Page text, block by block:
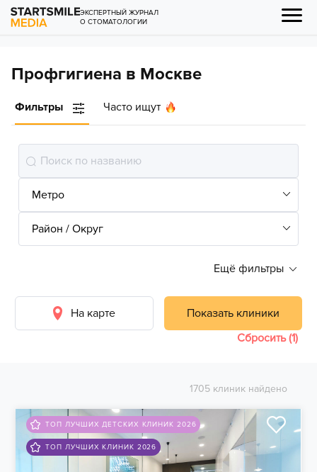
ЭКСПЕРТНЫЙ ЖУРНАЛ
О СТОМАТОЛОГИИ
Профгигиена в Москве
Фильтры Часто ищут
Ещё фильтры
На карте
Показать клиники
Сбросить (1)
1705 клиник найдено
ТОП ЛУЧШИХ ДЕТСКИХ КЛИНИК 2026
ТОП ЛУЧШИХ КЛИНИК 2026